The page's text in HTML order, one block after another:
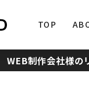
TOP
WEB制作会社様の